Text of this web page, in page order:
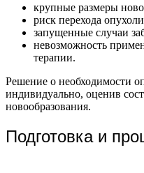
крупные размеры
риск перехода
запущенные случаи
невозможность
терапии.
Решение о необходимости
индивидуально, оценив
новообразования.
Подготовка и